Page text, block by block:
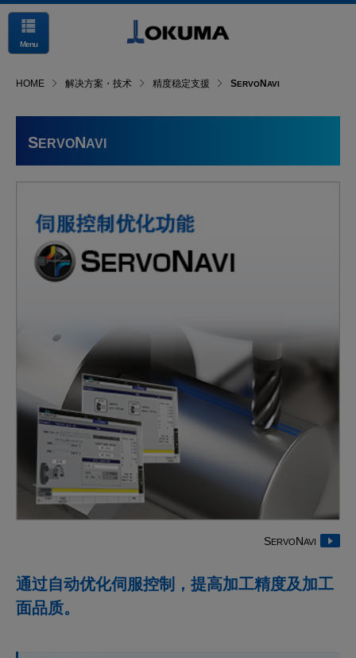
Menu
HOME 解决方案・技术 精度稳定支援 SERVONAVI
SERVONAVI
SERVONAVI
通过自动优化伺服控制，提高加工精度及加工
面品质。